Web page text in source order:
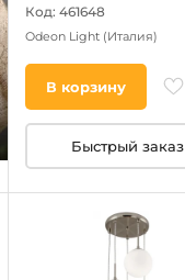
Код: 461648
Odeon Light (Италия)
В корзину
Быстрый заказ